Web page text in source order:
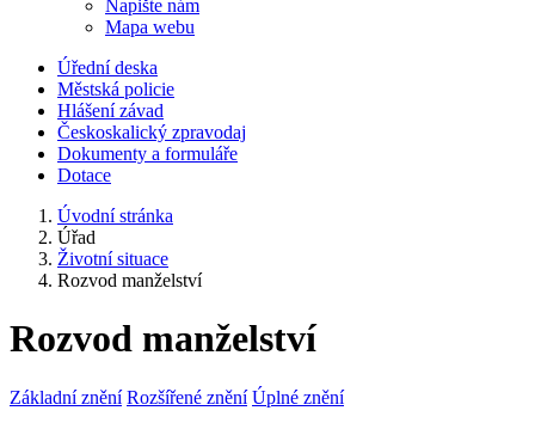
Napište nám
Mapa webu
Úřední deska
Městská policie
Hlášení závad
Českoskalický zpravodaj
Dokumenty a formuláře
Dotace
Úvodní stránka
Úřad
Životní situace
Rozvod manželství
Rozvod manželství
Základní znění Rozšířené znění Úplné znění